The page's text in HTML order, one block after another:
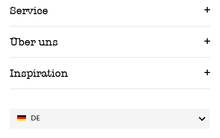
DE
Service
Über uns
Inspiration